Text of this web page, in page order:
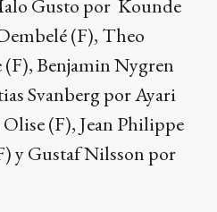
Gusto por Kounde
(F), Theo
Benjamin Nygren
Svanberg por Ayari
(F), Jean Philippe
y Gustaf Nilsson por